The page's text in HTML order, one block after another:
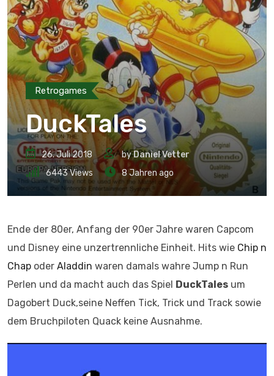
Retrogames
DuckTales
26. Juli 2018 byDaniel Vetter
6443Views 8 Jahren ago
Ende der 80er, Anfang der 90er Jahre waren Capcom
und Disney eine unzertrennliche Einheit. Hits wie Chip n
Chap oder Aladdin waren damals wahre Jump n Run
Perlen und da macht auch das Spiel DuckTales um
Dagobert Duck,seine Neffen Tick, Trick und Track sowie
dem Bruchpiloten Quack keine Ausnahme.